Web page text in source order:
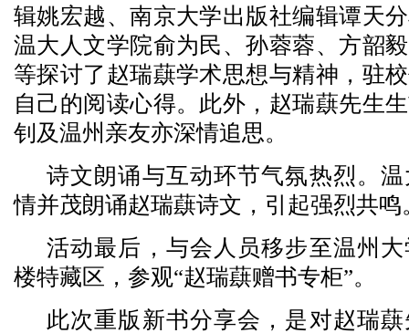
辑姚宏越、南京大学出版社编辑谭天
温大人文学院俞为民、孙蓉蓉、方韶
等探讨了赵瑞蕻学术思想与精神，驻
自己的阅读心得。此外，赵瑞蕻先生
钊及温州亲友亦深情追思。
诗文朗诵与互动环节气氛热烈。
情并茂朗诵赵瑞蕻诗文，引起强烈共鸣
活动最后，与会人员移步至温州
楼特藏区，参观“赵瑞蕻赠书专柜”。
此次重版新书分享会，是对赵瑞